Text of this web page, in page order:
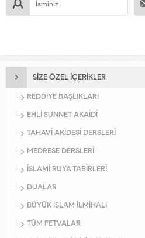
SİZE ÖZEL İÇERİKLER
REDDİYE BAŞLIKLARI
EHLİ SÜNNET AKAİDİ
TAHAVİ AKİDESİ DERSLERİ
MEDRESE DERSLERİ
İSLAMİ RÜYA TABİRLERİ
DUALAR
BÜYÜK İSLAM İLMİHALİ
TÜM FETVALAR